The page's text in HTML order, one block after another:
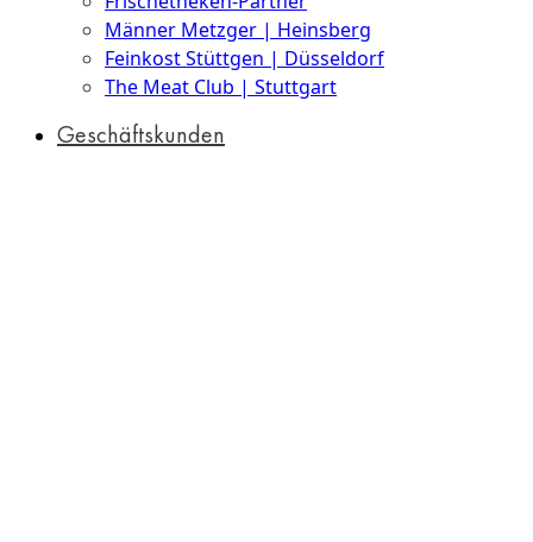
Männer Metzger | Heinsberg
Feinkost Stüttgen | Düsseldorf
The Meat Club | Stuttgart
Geschäftskunden